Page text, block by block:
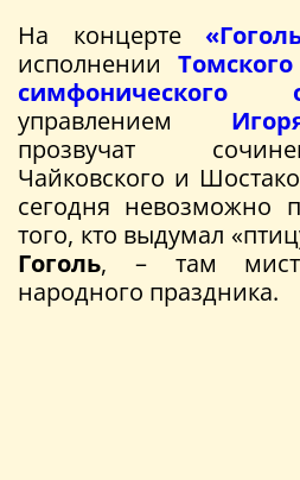
На концерте
исполнении
симфонического
управлением
прозвучат
Чайковского и
сегодня невозможно
того, кто выдумал
Гоголь, – там
народного праздника.